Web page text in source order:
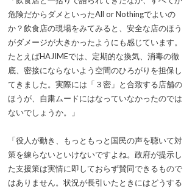
危険だからダメといったAll or Nothingでよいの
か？飲食店の現場をみてみると、安全な店のほう
がダメージが大きかったようにも感じています。
たとえばHAJIMEでは、定期的な換気、消毒の徹
底、密接にならないよう空間のひろがりを担保し
てきました。実際には「３密」と合致する店舗の
ほうが、自粛ムードにはなっていなかったのでは
ないでしょうか。」
「役人が動き、もっともっと国民の声を聴いて対
策を練らないといけないですよね。政府が提示し
た支援策は実情に即しておらず賛同できるもので
はありません。状況が長引いたときにはどうする